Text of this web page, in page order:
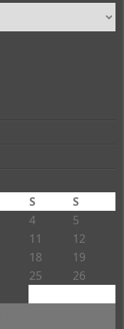
S
S
4 5
11
12
18
19
25 26